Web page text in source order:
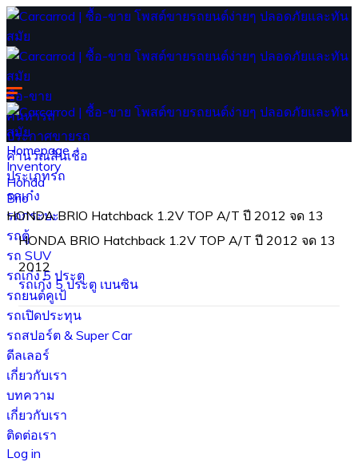
ซื้อ-ขาย
ค้นหารถ
ประกาศขายรถ
คำนวณสินเชื่อ
ประเภทรถ
รถเก๋ง
รถกระบะ
รถตู้
รถ SUV
รถเก๋ง 5 ประตู
รถยนต์คูเป้
รถเปิดประทุน
รถสปอร์ต & Super Car
ดีลเลอร์
เกี่ยวกับเรา
บทความ
เกี่ยวกับเรา
ติดต่อเรา
Log in
Homepage
Inventory
Honda
Brio
HONDA BRIO Hatchback 1.2V TOP A/T ปี 2012 จด 13
HONDA BRIO Hatchback 1.2V TOP A/T ปี 2012 จด 13
2012
รถเก๋ง 5 ประตู เบนซิน